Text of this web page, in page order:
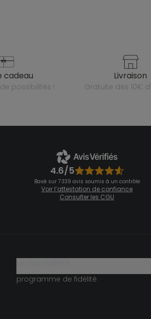
cadeau
possibilités !
livraison
gratuite dès 10€
4.6/5
Basé sur 7 339 avis soumis à un contrôle
Voir l’attestation de confiance
Consulter les CGU
programme de fidélité